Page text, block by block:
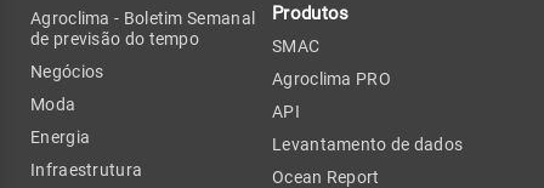
Agroclima - Boletim Semanal
de previsão do tempo
Negócios
Moda
Energia
Infraestrutura
Produtos
SMAC
Agroclima PRO
API
Levantamento de dados
Ocean Report